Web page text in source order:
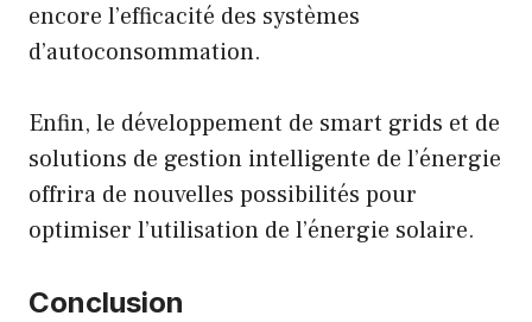
encore l’efficacité des systèmes
d’autoconsommation.
Enfin, le développement de smart grids et de
solutions de gestion intelligente de l’énergie
offrira de nouvelles possibilités pour
optimiser l’utilisation de l’énergie solaire.
Conclusion